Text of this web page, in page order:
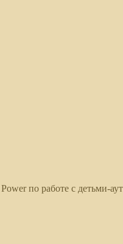
по работе с детьми-